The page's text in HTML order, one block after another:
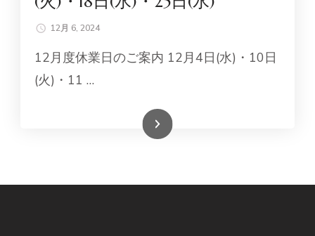
12月 6, 2024
12月度休業日のご案内 12月4日(水)・10日
(火)・11 …
続きを読む